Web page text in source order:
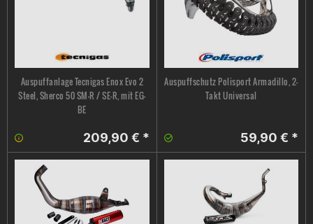
Auspuffanlage Tecnigas Enox Evo 2
Steel, Sherco 50 SM-R / SE-R, mit EG-
BE
209,90 € *
Auspuffschutz Polisport Armadillo, 2-
Takt Universal
59,90 € *